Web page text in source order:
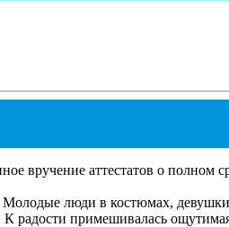
вручение аттестатов о
люди в костюмах,
примешивалась